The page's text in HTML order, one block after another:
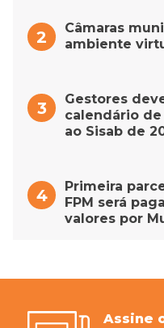
Câmaras
ambiente
Gestores
calendário
ao Sisab de
Primeira
FPM será
valores por
Assine